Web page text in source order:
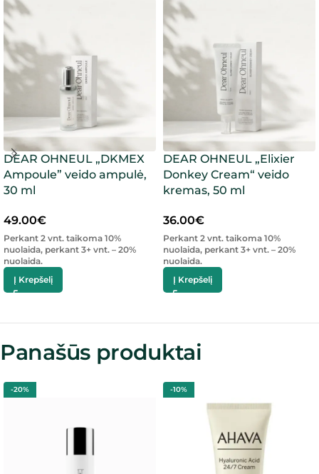
DEAR OHNEUL „DKMEX
Ampoule” veido ampulė,
30 ml
49.00€
Perkant 2 vnt. taikoma 10%
nuolaida, perkant 3+ vnt. – 20%
nuolaida.
Į Krepšelį
DEAR OHNEUL „Elixier
Donkey Cream“ veido
kremas, 50 ml
36.00€
Perkant 2 vnt. taikoma 10%
nuolaida, perkant 3+ vnt. – 20%
nuolaida.
Į Krepšelį
Panašūs produktai
-20% -10%